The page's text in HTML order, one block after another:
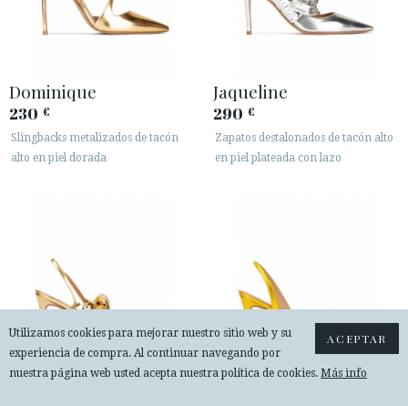
Dominique
230 €
Slingbacks metalizados de tacón
alto en piel dorada
Jaqueline
290 €
Zapatos destalonados de tacón alto
en piel plateada con lazo
ACEPTAR
Utilizamos cookies para mejorar nuestro sitio web y su
experiencia de compra. Al continuar navegando por
nuestra página web usted acepta nuestra política de cookies. Más info